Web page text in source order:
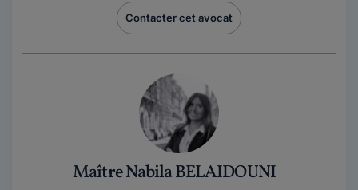
Contacter cet avocat
Maître Nabila BELAIDOUNI